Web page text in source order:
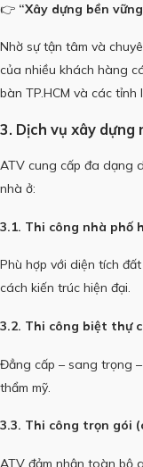
👉 “Xây dựng bền
Nhờ sự tận tâm và
của nhiều khách hàng
bàn TP.HCM và các tỉnh
3. Dịch vụ xây dựng
ATV cung cấp đa dạng
nhà ở:
3.1. Thi công nhà phố
Phù hợp với diện tích
cách kiến trúc hiện đại.
3.2. Thi công biệt thự
Đẳng cấp – sang trọng
thẩm mỹ.
3.3. Thi công trọn gói
ATV đảm nhận toàn bộ